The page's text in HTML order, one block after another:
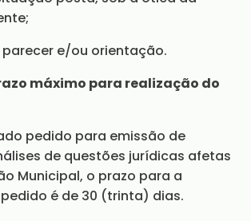
parecer e/ou orientação.
máximo para realização do
pedido para emissão de
de questões jurídicas afetas
Municipal, o prazo para a
é de 30 (trinta) dias.